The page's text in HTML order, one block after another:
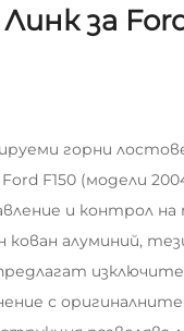
за
горни
F150 (модели
и контрол
алуминий,
с